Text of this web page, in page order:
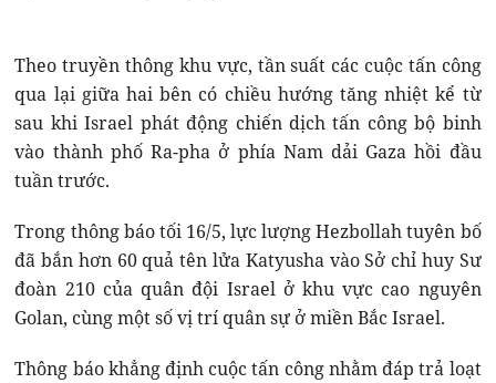
Theo truyền thông khu vực, tần suất các cuộc tấn công
qua lại giữa hai bên có chiều hướng tăng nhiệt kể từ
sau khi Israel phát động chiến dịch tấn công bộ binh
vào thành phố Ra-pha ở phía Nam dải Gaza hồi đầu
tuần trước.
Trong thông báo tối 16/5, lực lượng Hezbollah tuyên bố
đã bắn hơn 60 quả tên lửa Katyusha vào Sở chỉ huy Sư
đoàn 210 của quân đội Israel ở khu vực cao nguyên
Golan, cùng một số vị trí quân sự ở miền Bắc Israel.
Thông báo khẳng định cuộc tấn công nhằm đáp trả loạt